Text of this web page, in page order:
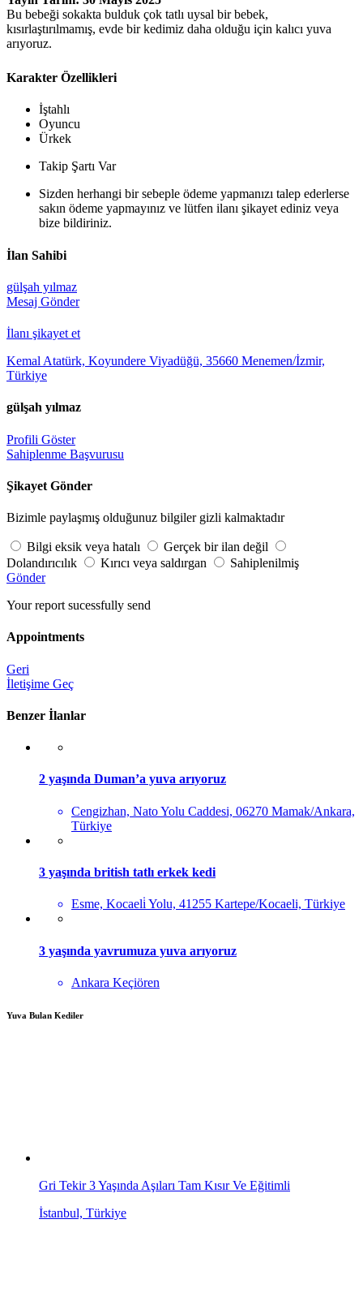
Bu bebeği sokakta bulduk çok tatlı uysal bir bebek,
kısırlaştırılmamış, evde bir kedimiz daha olduğu için kalıcı yuva
arıyoruz.
Karakter Özellikleri
İştahlı
Oyuncu
Ürkek
Takip Şartı Var
Sizden herhangi bir sebeple ödeme yapmanızı talep ederlerse
sakın ödeme yapmayınız ve lütfen ilanı şikayet ediniz veya
bize bildiriniz.
İlan Sahibi
gülşah yılmaz
Mesaj Gönder
İlanı şikayet et
Kemal Atatürk, Koyundere Viyadüğü, 35660 Menemen/İzmir,
Türkiye
gülşah yılmaz
Profili Göster
Sahiplenme Başvurusu
Şikayet Gönder
Bizimle paylaşmış olduğunuz bilgiler gizli kalmaktadır
Bilgi eksik veya hatalı
Gerçek bir ilan değil
Dolandırıcılık
Kırıcı veya saldırgan
Sahiplenilmiş
Gönder
Your report sucessfully send
Appointments
Geri
İletişime Geç
Benzer İlanlar
2 yaşında Duman’a yuva arıyoruz
Cengizhan, Nato Yolu Caddesi, 06270 Mamak/Ankara,
Türkiye
3 yaşında british tatlı erkek kedi
Esme, Kocaeli̇ Yolu, 41255 Kartepe/Kocaeli, Türkiye
3 yaşında yavrumuza yuva arıyoruz
Ankara Keçiören
Yuva Bulan Kediler
Gri Tekir 3 Yaşında Aşıları Tam Kısır Ve Eğitimli
İstanbul, Türkiye